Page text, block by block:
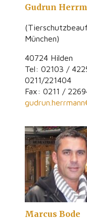
Gudrun
München)
40724 Hilden
Tel: 02103 /
0211/221404
Fax: 0211 /
Marcus Bode